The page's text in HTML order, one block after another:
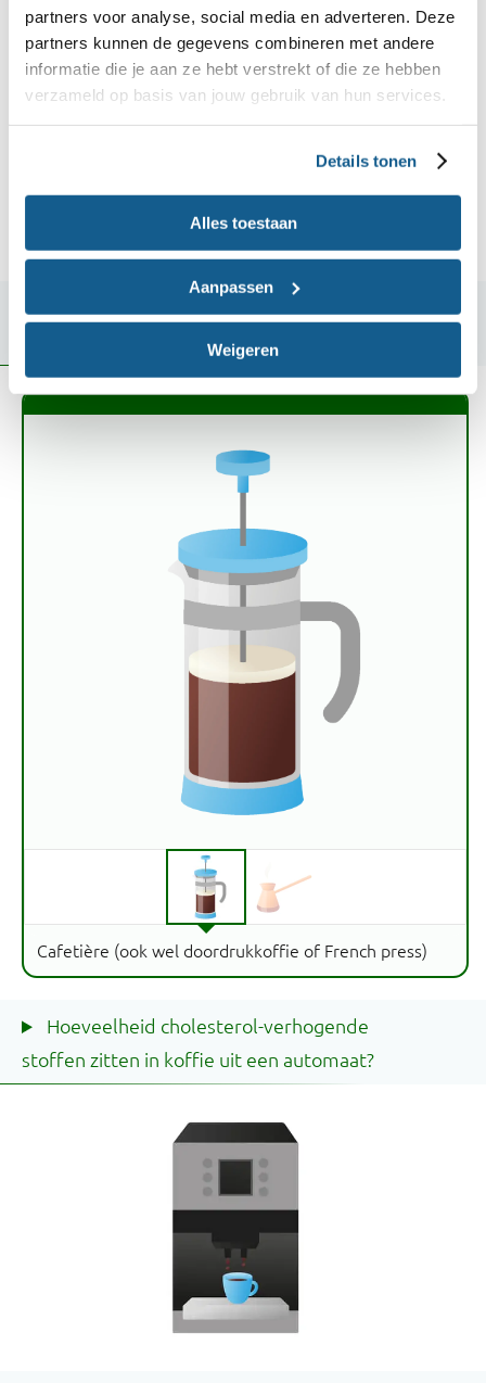
partners voor analyse, social media en adverteren. Deze
partners kunnen de gegevens combineren met andere
informatie die je aan ze hebt verstrekt of die ze hebben
verzameld op basis van jouw gebruik van hun services.
Details tonen
Alles toestaan
Aanpassen
Weigeren
Koffie gemaakt met cups
cholesterol-verhogende stoffen?
Cafetière (ook wel doordrukkoffie of French press)
Hoeveelheid cholesterol-verhogende
stoffen zitten in koffie uit een automaat?